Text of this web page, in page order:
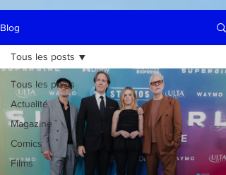
Blog
Tous les posts
Actualité
Magazine
Comics
Films
Tous les posts